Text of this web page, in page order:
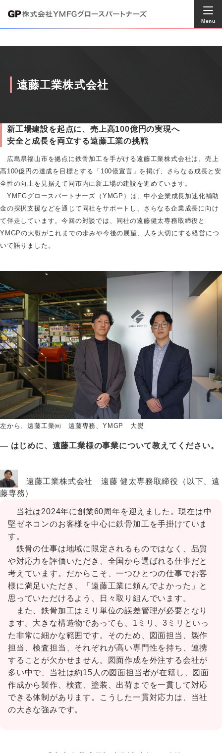
Menu
遠藤工業株式会社
新工場建設を起点に、売上高100億円の実現へ
安全と成長を両立する遠藤工業の挑戦
広島県福山市を拠点に鉄骨加工を手がける遠藤工業株式会社は、売上
高100億円の達成を目標とする「100億宣言」を掲げ、さらなる成長と安
全性の向上を見据えて同市内に新工場の建設を進めています。
YMFGグロースパートナーズ（YMGP）は、中小企業成長加速化補助
金の採択支援などを通じて同社をサポートし、さらなる企業成長に向け
て伴走しています。今回の対談では、同社の遠藤健太専務取締役と
YMGPの大熨がこれまでの歩みや今後の展望、人を大切にする経営につ
いて語りました。
左から、遠藤工業㈱ 遠藤専務、YMGP 大熨
― はじめに、遠藤工業様の事業について教えてください。
遠藤工業株式会社 遠藤 健太専務取締役（以下、遠
藤専務）
当社は2024年に創業60周年を迎えました。現在は中
堅ゼネコンのお客様を中心に鉄骨加工を手掛けていま
す。
鉄骨の仕事は地域に限定されるものではなく、品質
や対応力を評価いただき、全国から選ばれる仕事だと
考えています。だからこそ、一つひとつの仕事でお客
様に満足いただき、「遠藤工業に頼んでよかった」と
思っていただけるよう、日々取り組んでいます。
また、鉄骨加工はミリ単位の誤差管理が必要となり
ます。大きな構造物であっても、1ミリ、3ミリといっ
た非常に細かな範囲です。そのため、図面担当、製作
担当、検査担当、それぞれが高い専門性を持ち、連携
することが欠かせません。図面作成を外注する会社が
多い中で、当社は約15人の図面担当者が在籍し、図面
作成から製作、検査、塗装、出荷までを一貫して対応
できる体制があります。こうした一貫対応力は、当社
の大きな強みです。